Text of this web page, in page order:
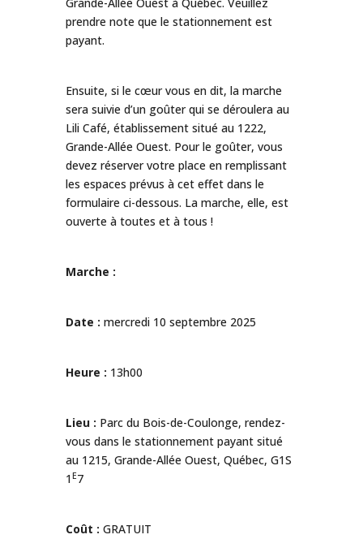
prendre note que le stationnement est
payant.
Ensuite, si le cœur vous en dit, la marche
sera suivie d’un goûter qui se déroulera au
Lili Café, établissement situé au 1222,
Grande-Allée Ouest. Pour le goûter, vous
devez réserver votre place en remplissant
les espaces prévus à cet effet dans le
formulaire ci-dessous. La marche, elle, est
ouverte à toutes et à tous !
Marche :
Date : mercredi 10 septembre 2025
Heure : 13h00
Lieu : Parc du Bois-de-Coulonge, rendez-
vous dans le stationnement payant situé
au 1215, Grande-Allée Ouest, Québec, G1S
1E7
Coût : GRATUIT